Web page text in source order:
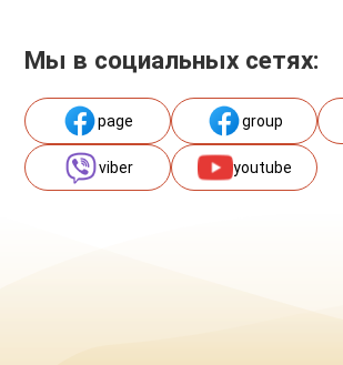
Мы в социальных сетях:
page group
viber youtube